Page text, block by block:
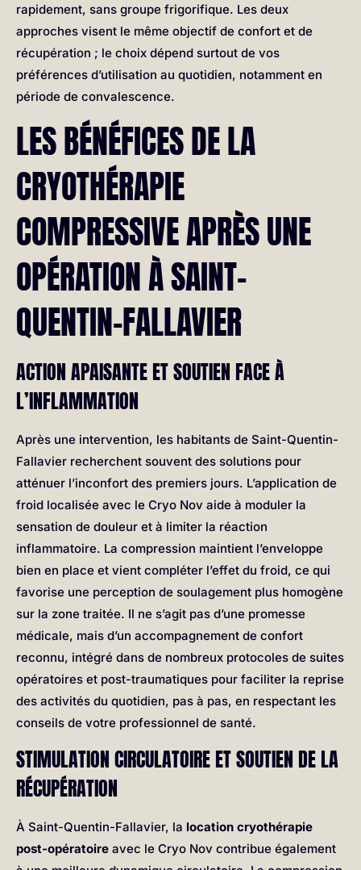
rapidement, sans groupe frigorifique. Les deux
approches visent le même objectif de confort et de
récupération ; le choix dépend surtout de vos
préférences d’utilisation au quotidien, notamment en
période de convalescence.
LES BÉNÉFICES DE LA
CRYOTHÉRAPIE
COMPRESSIVE APRÈS UNE
OPÉRATION À SAINT-
QUENTIN-FALLAVIER
ACTION APAISANTE ET SOUTIEN FACE À
L’INFLAMMATION
Après une intervention, les habitants de Saint-Quentin-
Fallavier recherchent souvent des solutions pour
atténuer l’inconfort des premiers jours. L’application de
froid localisée avec le Cryo Nov aide à moduler la
sensation de douleur et à limiter la réaction
inflammatoire. La compression maintient l’enveloppe
bien en place et vient compléter l’effet du froid, ce qui
favorise une perception de soulagement plus homogène
sur la zone traitée. Il ne s’agit pas d’une promesse
médicale, mais d’un accompagnement de confort
reconnu, intégré dans de nombreux protocoles de suites
opératoires et post-traumatiques pour faciliter la reprise
des activités du quotidien, pas à pas, en respectant les
conseils de votre professionnel de santé.
STIMULATION CIRCULATOIRE ET SOUTIEN DE LA
RÉCUPÉRATION
À Saint-Quentin-Fallavier, la location cryothérapie
post-opératoire avec le Cryo Nov contribue également